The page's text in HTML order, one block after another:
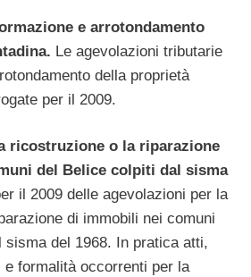
e arrotondamento
Le agevolazioni tributarie
della proprietà
per il 2009.
ricostruzione o la riparazione
del Belice colpiti dal sisma
il 2009 delle agevolazioni per la
di immobili nei comuni
sisma del 1968. In pratica atti,
formalità occorrenti per la